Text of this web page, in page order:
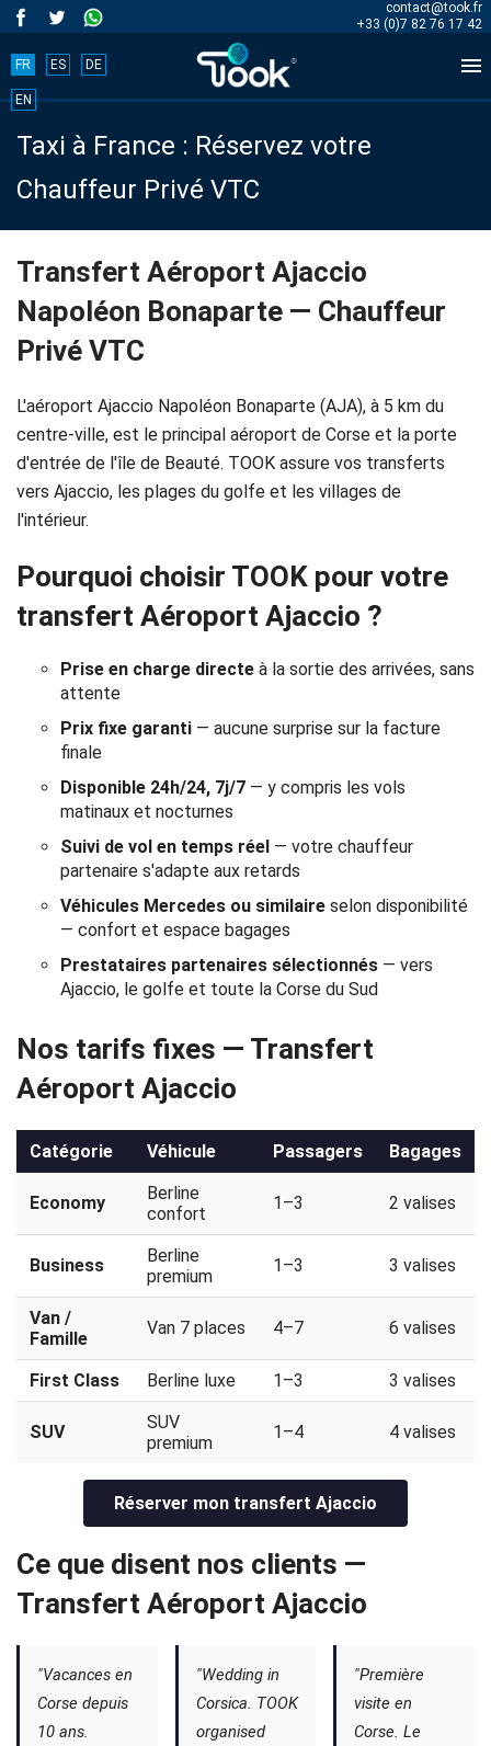
contact@took.fr
+33 (0)7 82 76 17 42

FR ES DE
EN
Taxi à France : Réservez votre
Chauffeur Privé VTC
Book
your
trip
now!
BOOK
NOW
Accueil
Réservation
Services
de
Transferts
Aéroports
Solutions
d'affaires
Contact
CGV
de
confidentialité
Transfert Aéroport Ajaccio
Napoléon Bonaparte — Chauffeur
Privé VTC
L'aéroport Ajaccio Napoléon Bonaparte (AJA), à 5 km du
centre-ville, est le principal aéroport de Corse et la porte
d'entrée de l'île de Beauté. TOOK assure vos transferts
vers Ajaccio, les plages du golfe et les villages de
l'intérieur.
Pourquoi choisir TOOK pour votre
transfert Aéroport Ajaccio ?
Prise en charge directe à la sortie des arrivées, sans
attente
Prix fixe garanti — aucune surprise sur la facture
finale
Disponible 24h/24, 7j/7 — y compris les vols
matinaux et nocturnes
Suivi de vol en temps réel — votre chauffeur
partenaire s'adapte aux retards
Véhicules Mercedes ou similaire selon disponibilité
— confort et espace bagages
Prestataires partenaires sélectionnés — vers
Ajaccio, le golfe et toute la Corse du Sud
Nos tarifs fixes — Transfert
Aéroport Ajaccio
Catégorie Véhicule Passagers Bagages
Economy
Berline
confort
1–3 2 valises
Business
Berline
premium
1–3 3 valises
Van /
Famille
Van 7 places 4–7 6 valises
First Class Berline luxe 1–3 3 valises
SUV
SUV
premium
1–4 4 valises
Réserver mon transfert Ajaccio
Ce que disent nos clients —
Transfert Aéroport Ajaccio
"Vacances en
Corse depuis
10 ans.
"Wedding in
Corsica. TOOK
organised
"Première
visite en
Corse. Le